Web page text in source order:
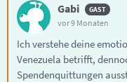
Gabi
vor 9 Monaten
Ich verstehe deine
Venezuela betrifft,
Spendenquittungen